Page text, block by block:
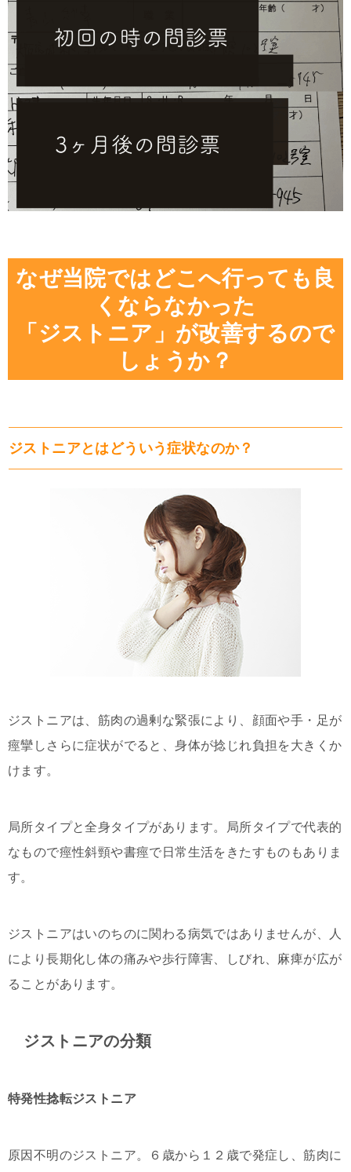
なぜ当院ではどこへ行っても良
くならなかった
「ジストニア」が改善するので
しょうか？
ジストニアとはどういう症状なのか？
ジストニアは、筋肉の過剰な緊張により、顔面や手・足が
痙攣しさらに症状がでると、身体が捻じれ負担を大きくか
けます。
局所タイプと全身タイプがあります。局所タイプで代表的
なもので痙性斜頸や書痙で日常生活をきたすものもありま
す。
ジストニアはいのちのに関わる病気ではありませんが、人
により長期化し体の痛みや歩行障害、しびれ、麻痺が広が
ることがあります。
ジストニアの分類
特発性捻転ジストニア
原因不明のジストニア。６歳から１２歳で発症し、筋肉に